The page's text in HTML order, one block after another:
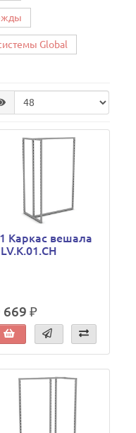
Global
Каркас вешала
669 ₽